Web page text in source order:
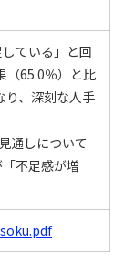
ている」と回
（65.0％）と比
り、深刻な人手
通しについて
不足感が増